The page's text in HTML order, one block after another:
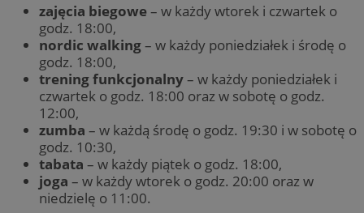
zajęcia biegowe– w każdy wtorek i czwartek o
godz. 18:00,
nordic walking– w każdy poniedziałek i środę o
godz. 18:00,
trening funkcjonalny– w każdy poniedziałek i
czwartek o godz. 18:00 oraz w sobotę o godz.
12:00,
zumba – w każdą środę o godz. 19:30 i w sobotę o
godz. 10:30,
tabata – w każdy piątek o godz. 18:00,
joga – w każdy wtorek o godz. 20:00 oraz w
niedzielę o 11:00.